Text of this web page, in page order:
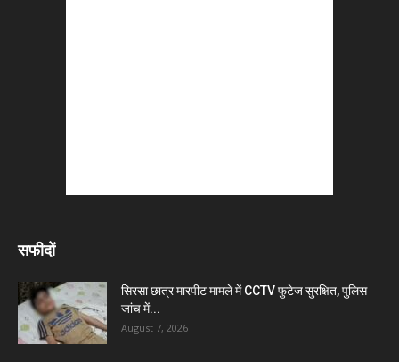
सफीदों
सिरसा छात्र मारपीट मामले में CCTV फुटेज सुरक्षित, पुलिस
जांच में...
August 7, 2026